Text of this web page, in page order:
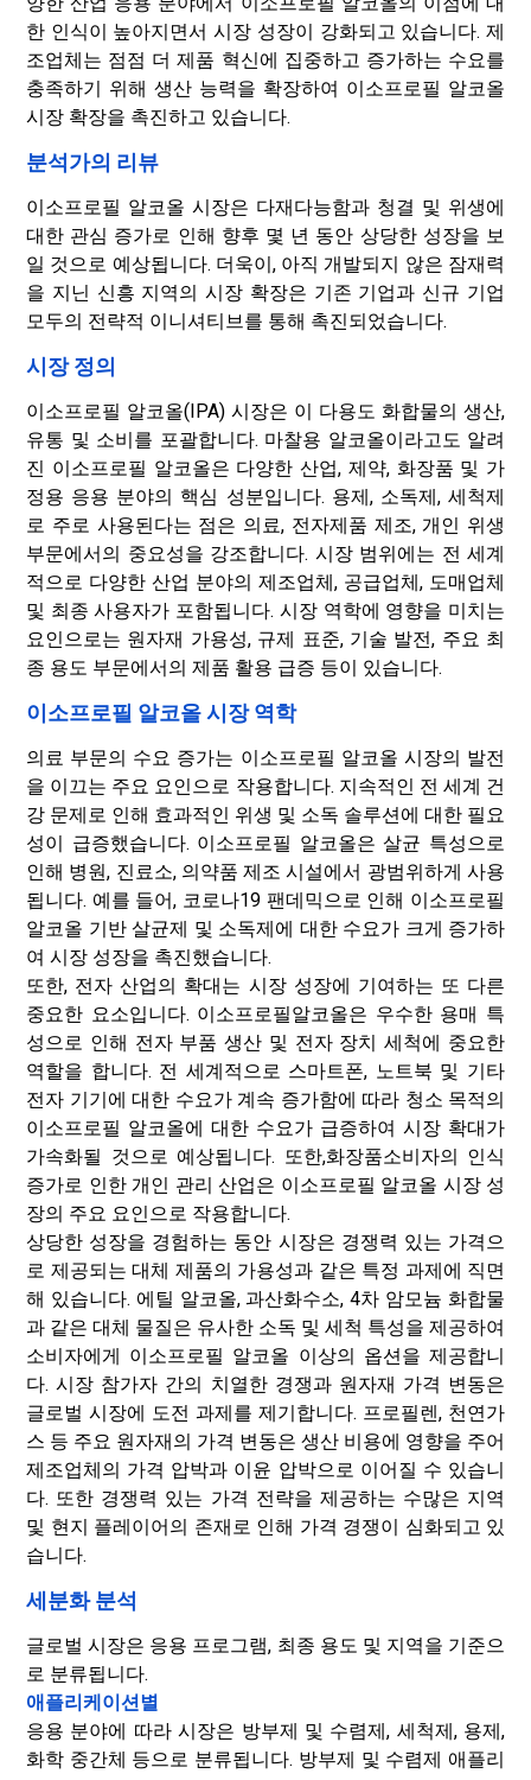
한 인식이 높아지면서 시장 성장이 강화되고 있습니다. 제
조업체는 점점 더 제품 혁신에 집중하고 증가하는 수요를
충족하기 위해 생산 능력을 확장하여 이소프로필 알코올
시장 확장을 촉진하고 있습니다.
분석가의 리뷰
이소프로필 알코올 시장은 다재다능함과 청결 및 위생에
대한 관심 증가로 인해 향후 몇 년 동안 상당한 성장을 보
일 것으로 예상됩니다. 더욱이, 아직 개발되지 않은 잠재력
을 지닌 신흥 지역의 시장 확장은 기존 기업과 신규 기업
모두의 전략적 이니셔티브를 통해 촉진되었습니다.
시장 정의
이소프로필 알코올(IPA) 시장은 이 다용도 화합물의 생산,
유통 및 소비를 포괄합니다. 마찰용 알코올이라고도 알려
진 이소프로필 알코올은 다양한 산업, 제약, 화장품 및 가
정용 응용 분야의 핵심 성분입니다. 용제, 소독제, 세척제
로 주로 사용된다는 점은 의료, 전자제품 제조, 개인 위생
부문에서의 중요성을 강조합니다. 시장 범위에는 전 세계
적으로 다양한 산업 분야의 제조업체, 공급업체, 도매업체
및 최종 사용자가 포함됩니다. 시장 역학에 영향을 미치는
요인으로는 원자재 가용성, 규제 표준, 기술 발전, 주요 최
종 용도 부문에서의 제품 활용 급증 등이 있습니다.
이소프로필 알코올 시장 역학
의료 부문의 수요 증가는 이소프로필 알코올 시장의 발전
을 이끄는 주요 요인으로 작용합니다. 지속적인 전 세계 건
강 문제로 인해 효과적인 위생 및 소독 솔루션에 대한 필요
성이 급증했습니다. 이소프로필 알코올은 살균 특성으로
인해 병원, 진료소, 의약품 제조 시설에서 광범위하게 사용
됩니다. 예를 들어, 코로나19 팬데믹으로 인해 이소프로필
알코올 기반 살균제 및 소독제에 대한 수요가 크게 증가하
여 시장 성장을 촉진했습니다.
또한, 전자 산업의 확대는 시장 성장에 기여하는 또 다른
중요한 요소입니다. 이소프로필알코올은 우수한 용매 특
성으로 인해 전자 부품 생산 및 전자 장치 세척에 중요한
역할을 합니다. 전 세계적으로 스마트폰, 노트북 및 기타
전자 기기에 대한 수요가 계속 증가함에 따라 청소 목적의
이소프로필 알코올에 대한 수요가 급증하여 시장 확대가
가속화될 것으로 예상됩니다. 또한,화장품소비자의 인식
증가로 인한 개인 관리 산업은 이소프로필 알코올 시장 성
장의 주요 요인으로 작용합니다.
상당한 성장을 경험하는 동안 시장은 경쟁력 있는 가격으
로 제공되는 대체 제품의 가용성과 같은 특정 과제에 직면
해 있습니다. 에틸 알코올, 과산화수소, 4차 암모늄 화합물
과 같은 대체 물질은 유사한 소독 및 세척 특성을 제공하여
소비자에게 이소프로필 알코올 이상의 옵션을 제공합니
다. 시장 참가자 간의 치열한 경쟁과 원자재 가격 변동은
글로벌 시장에 도전 과제를 제기합니다. 프로필렌, 천연가
스 등 주요 원자재의 가격 변동은 생산 비용에 영향을 주어
제조업체의 가격 압박과 이윤 압박으로 이어질 수 있습니
다. 또한 경쟁력 있는 가격 전략을 제공하는 수많은 지역
및 현지 플레이어의 존재로 인해 가격 경쟁이 심화되고 있
습니다.
세분화 분석
글로벌 시장은 응용 프로그램, 최종 용도 및 지역을 기준으
로 분류됩니다.
애플리케이션별
응용 분야에 따라 시장은 방부제 및 수렴제, 세척제, 용제,
화학 중간체 등으로 분류됩니다. 방부제 및 수렴제 애플리